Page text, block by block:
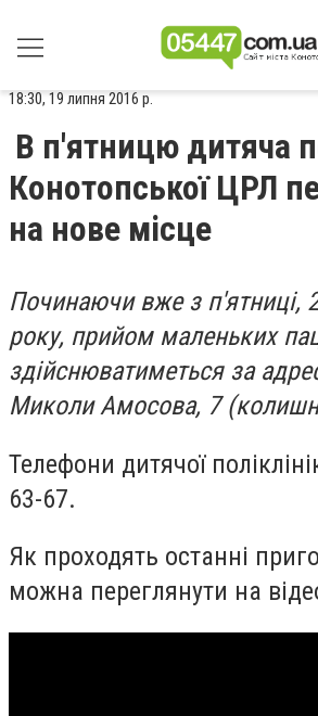
18:30, 19 липня 2016 р.
В п'ятницю дитяча
Конотопської ЦРЛ
на нове місце
Починаючи вже з п'ятниці,
року, прийом маленьких
здійснюватиметься за
Миколи Амосова, 7
Телефони дитячої
63-67.
Як проходять останні
можна переглянути на